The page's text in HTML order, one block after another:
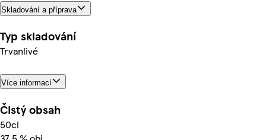
Skladování a příprava
Typ skladování
Trvanlivé
Více informací
Čistý obsah
50cl